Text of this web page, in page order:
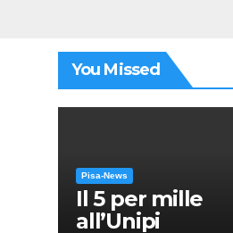
You Missed
Pisa-News
Il 5 per mille
all’Unipi